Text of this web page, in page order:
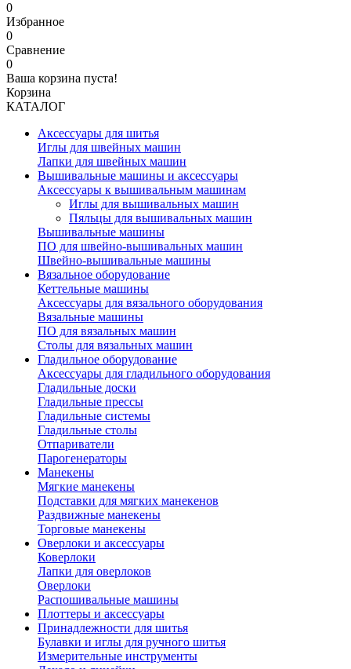
0
Избранное
0
Сравнение
0
Ваша корзина пуста!
Корзина
КАТАЛОГ
Аксессуары для шитья
Иглы для швейных машин
Лапки для швейных машин
Вышивальные машины и аксессуары
Аксессуары к вышивальным машинам
Иглы для вышивальных машин
Пяльцы для вышивальных машин
Вышивальные машины
ПО для швейно-вышивальных машин
Швейно-вышивальные машины
Вязальное оборудование
Кеттельные машины
Аксессуары для вязального оборудования
Вязальные машины
ПО для вязальных машин
Столы для вязальных машин
Гладильное оборудование
Аксессуары для гладильного оборудования
Гладильные доски
Гладильные прессы
Гладильные системы
Гладильные столы
Отпариватели
Парогенераторы
Манекены
Мягкие манекены
Подставки для мягких манекенов
Раздвижные манекены
Торговые манекены
Оверлоки и аксессуары
Коверлоки
Лапки для оверлоков
Оверлоки
Распошивальные машины
Плоттеры и аксессуары
Принадлежности для шитья
Булавки и иглы для ручного шитья
Измерительные инструменты